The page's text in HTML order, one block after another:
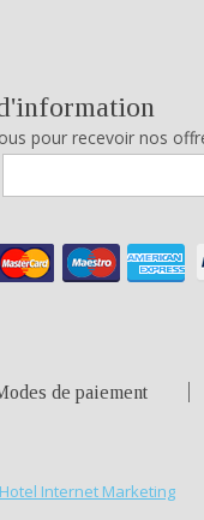
pour recevoir nos
de paiement
Internet Marketing